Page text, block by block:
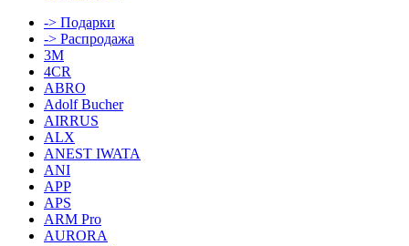
-> Подарки
-> Распродажа
3M
4CR
ABRO
Adolf Bucher
AIRRUS
ALX
ANEST IWATA
ANI
APP
APS
ARM Pro
AURORA